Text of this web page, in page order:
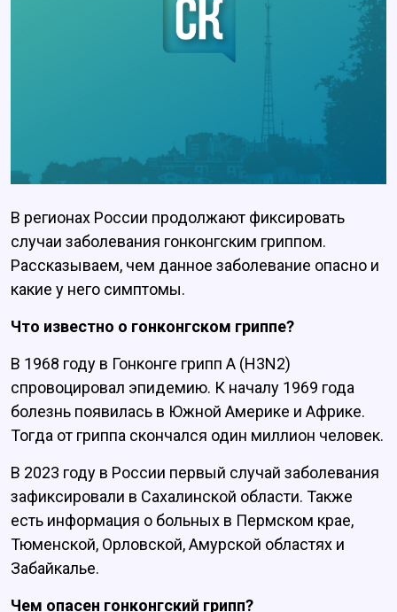
В регионах России продолжают фиксировать
случаи заболевания гонконгским гриппом.
Рассказываем, чем данное заболевание опасно и
какие у него симптомы.
Что известно о гонконгском гриппе?
В 1968 году в Гонконге грипп А (H3N2)
спровоцировал эпидемию. К началу 1969 года
болезнь появилась в Южной Америке и Африке.
Тогда от гриппа скончался один миллион человек.
В 2023 году в России первый случай заболевания
зафиксировали в Сахалинской области. Также
есть информация о больных в Пермском крае,
Тюменской, Орловской, Амурской областях и
Забайкалье.
Чем опасен гонконгский грипп?